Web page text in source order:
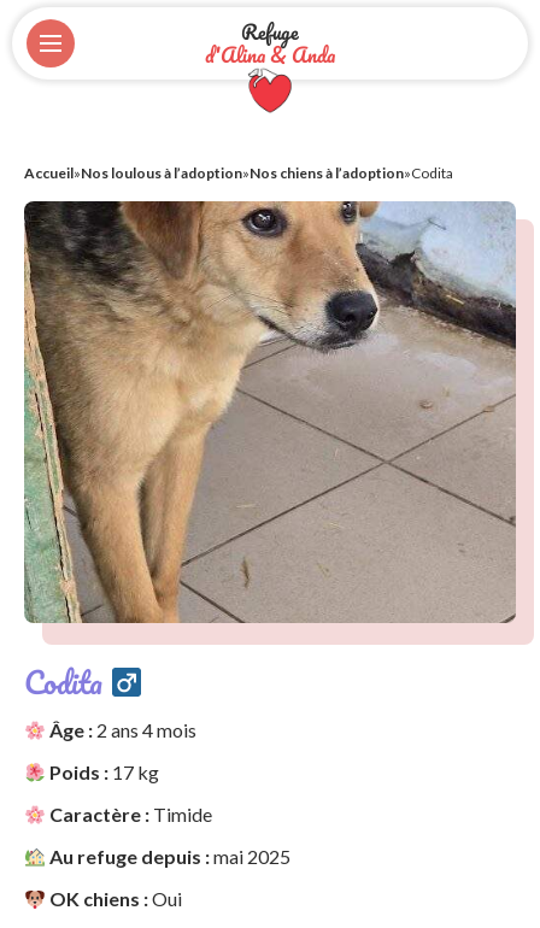
Refuge
d'Alina & Anda
Accueil»Nos loulous à l’adoption»Nos chiens à l’adoption»Codita
Codita
Âge : 2 ans 4 mois
Poids : 17 kg
Caractère : Timide
Au refuge depuis :mai 2025
OK chiens :Oui